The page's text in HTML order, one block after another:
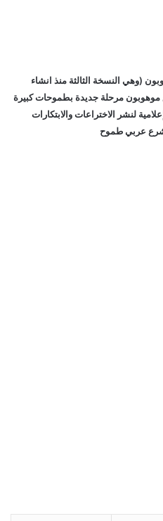
(وهي النسخة الثالثة منذ انشاء
يدخل مشروع موهوبون مرحلة جديدة بطموحات كبيرة
لنشر الاختراعات والابتكارات
عربي طموح